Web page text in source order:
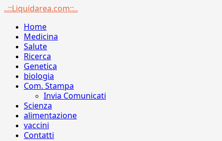
Menu
..::Liquidarea.com::..
Home
Medicina
Salute
Ricerca
Genetica
biologia
Com. Stampa
Invia Comunicati
Scienza
alimentazione
vaccini
Contatti